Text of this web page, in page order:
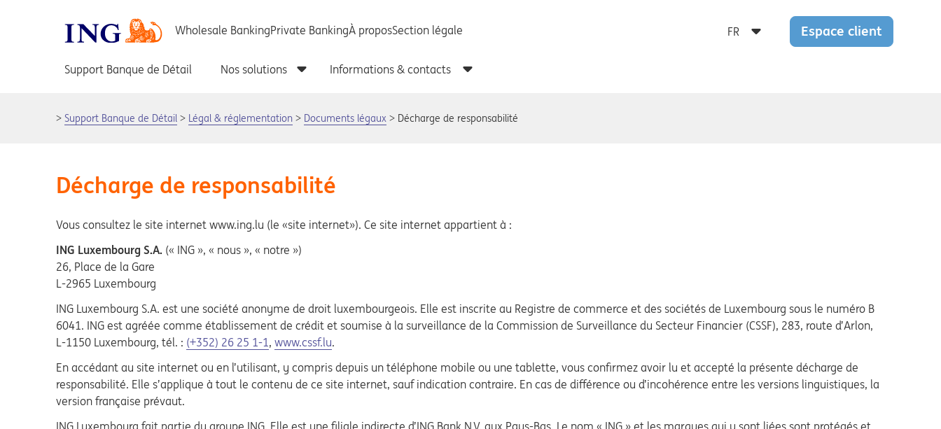
Espace client
Support Banque de Détail Légal & réglementation Documents légaux Décharge de responsabilité
Décharge de responsabilité
Vous consultez le site internet www.ing.lu (le «site internet»). Ce site internet appartient à :
ING Luxembourg S.A. (« ING », « nous », « notre »)
26, Place de la Gare
L-2965 Luxembourg
ING Luxembourg S.A. est une société anonyme de droit luxembourgeois. Elle est inscrite au Registre de commerce et des sociétés de Luxembourg sous le numéro B
6041. ING est agréée comme établissement de crédit et soumise à la surveillance de la Commission de Surveillance du Secteur Financier (CSSF), 283, route d’Arlon,
L-1150 Luxembourg, tél. : (+352) 26 25 1-1, www.cssf.lu.
En accédant au site internet ou en l’utilisant, y compris depuis un téléphone mobile ou une tablette, vous confirmez avoir lu et accepté la présente décharge de
responsabilité. Elle s’applique à tout le contenu de ce site internet, sauf indication contraire. En cas de différence ou d’incohérence entre les versions linguistiques, la
version française prévaut.
ING Luxembourg fait partie du groupe ING. Elle est une filiale indirecte d’ING Bank N.V. aux Pays-Bas. Le nom « ING » et les marques qui y sont liées sont protégés et